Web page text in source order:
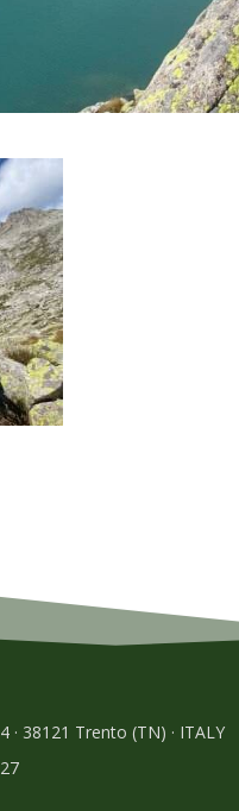
· 38121 Trento (TN) · ITALY